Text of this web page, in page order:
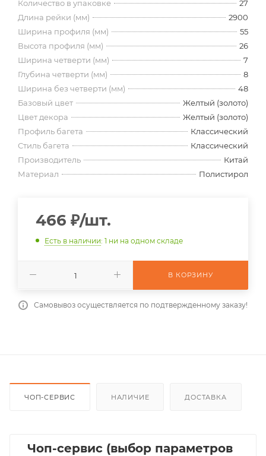
Количество в упаковке
27
Длина рейки (мм)
2900
Ширина профиля (мм)
55
Высота профиля (мм)
26
Ширина четверти (мм)
7
Глубина четверти (мм)
8
Ширина без четверти (мм)
48
Базовый цвет
Желтый (золото)
Цвет декора
Желтый (золото)
Профиль багета
Классический
Стиль багета
Классический
Производитель
Китай
Материал
Полистирол
466 ₽/шт.
Есть в наличии: 1 ни на одном складе
В КОРЗИНУ
Самовывоз осуществляется по подтвержденному заказу!
ЧОП-СЕРВИС НАЛИЧИЕ ДОСТАВКА
Чоп-сервис (выбор параметров